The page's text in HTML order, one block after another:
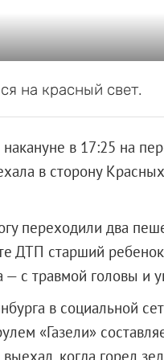
на красный свет.
в 17:25 на
в сторону
переходили два
ДТП старший
— с травмой головы и
в социальной
«Газели»
когда горел